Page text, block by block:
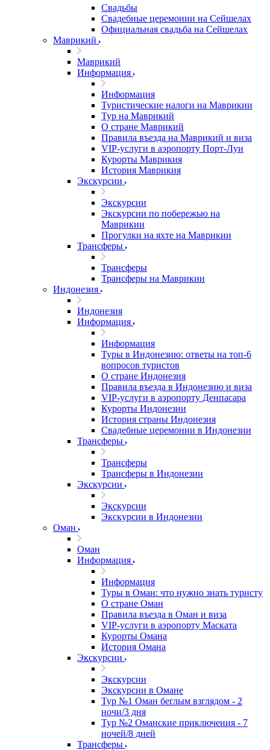
Свадьбы
Свадебные церемонии на Сейшелах
Официальная свадьба на Сейшелах
Маврикий
Маврикий
Информация
Информация
Туристические налоги на Маврикии
Тур на Маврикий
О стране Маврикий
Правила въезда на Маврикий и виза
VIP-услуги в аэропорту Порт-Луи
Курорты Маврикия
История Маврикия
Экскурсии
Экскурсии
Экскурсии по побережью на
Маврикии
Прогулки на яхте на Маврикии
Трансферы
Трансферы
Трансферы на Маврикии
Индонезия
Индонезия
Информация
Информация
Туры в Индонезию: ответы на топ-6
вопросов туристов
О стране Индонезия
Правила въезда в Индонезию и виза
VIP-услуги в аэропорту Денпасара
Курорты Индонезии
История страны Индонезия
Свадебные церемонии в Индонезии
Трансферы
Трансферы
Трансферы в Индонезии
Экскурсии
Экскурсии
Экскурсии в Индонезии
Оман
Оман
Информация
Информация
Туры в Оман: что нужно знать туристу
О стране Оман
Правила въезда в Оман и виза
VIP-услуги в аэропорту Маската
Курорты Омана
История Омана
Экскурсии
Экскурсии
Экскурсии в Омане
Тур №1 Оман беглым взглядом - 2
ночи/3 дня
Тур №2 Оманские приключения - 7
ночей/8 дней
Трансферы